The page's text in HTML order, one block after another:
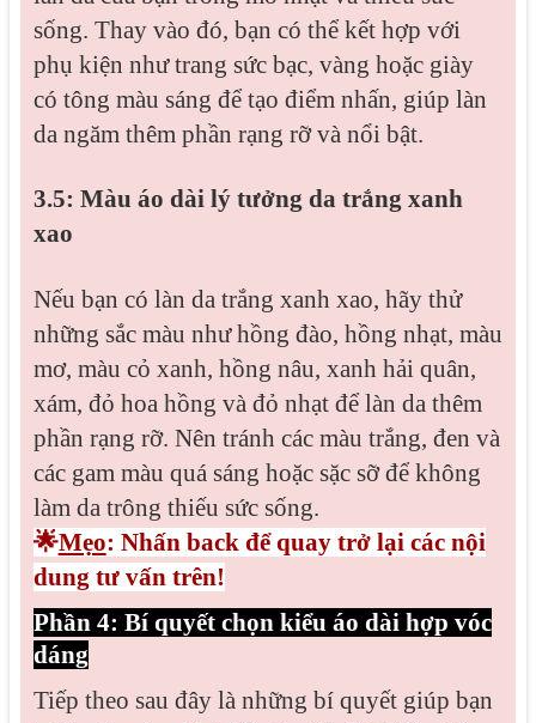
sống. Thay vào đó, bạn có thể kết hợp với
phụ kiện như trang sức bạc, vàng hoặc giày
có tông màu sáng để tạo điểm nhấn, giúp làn
da ngăm thêm phần rạng rỡ và nổi bật.
3.5: Màu áo dài lý tưởng da trắng xanh
xao
Nếu bạn có làn da trắng xanh xao, hãy thử
những sắc màu như hồng đào, hồng nhạt, màu
mơ, màu cỏ xanh, hồng nâu, xanh hải quân,
xám, đỏ hoa hồng và đỏ nhạt để làn da thêm
phần rạng rỡ. Nên tránh các màu trắng, đen và
các gam màu quá sáng hoặc sặc sỡ để không
làm da trông thiếu sức sống.
🌟Mẹo: Nhấn back để quay trở lại các nội
dung tư vấn trên!
Phần 4: Bí quyết chọn kiểu áo dài hợp vóc
dáng
Tiếp theo sau đây là những bí quyết giúp bạn